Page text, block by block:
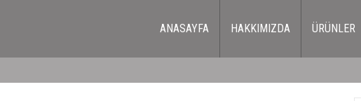
ANASAYFA HAKKIMIZDA ÜRÜNLER